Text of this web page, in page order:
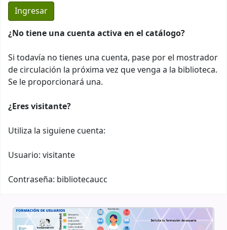
¿No tiene una cuenta activa en el catálogo?
Si todavía no tienes una cuenta, pase por el mostrador
de circulación la próxima vez que venga a la biblioteca.
Se le proporcionará una.
¿Eres visitante?
Utiliza la siguiene cuenta:
Usuario: visitante
Contraseña: bibliotecaucc